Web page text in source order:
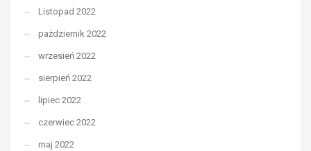
Listopad 2022
październik 2022
wrzesień 2022
sierpień 2022
lipiec 2022
czerwiec 2022
maj 2022